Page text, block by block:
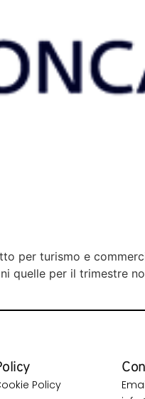
per turismo e
quelle per il trimestre
Policy